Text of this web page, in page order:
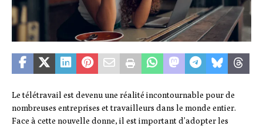
Le télétravail est devenu une réalité incontournable pour de
nombreuses entreprises et travailleurs dans le monde entier.
Face à cette nouvelle donne, il est important d’adopter les